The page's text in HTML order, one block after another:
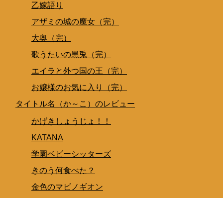
乙嫁語り
アザミの城の魔女（完）
大奥（完）
歌うたいの黒兎（完）
エイラと外つ国の王（完）
お嬢様のお気に入り（完）
タイトル名（か～こ）のレビュー
かげきしょうじょ！！
KATANA
学園ベビーシッターズ
きのう何食べた？
金色のマビノギオン